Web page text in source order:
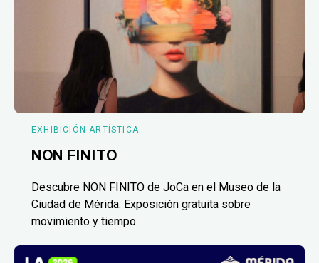
EXHIBICIÓN ARTÍSTICA
NON FINITO
Descubre NON FINITO de JoCa en el Museo de la
Ciudad de Mérida. Exposición gratuita sobre
movimiento y tiempo.